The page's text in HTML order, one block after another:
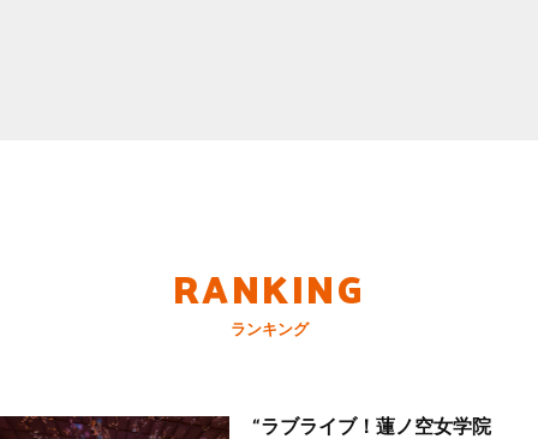
RANKING
ランキング
“ラブライブ！蓮ノ空女学院